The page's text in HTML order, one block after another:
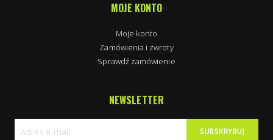
MOJE KONTO
Moje konto
Zamówienia i zwroty
Sprawdź zamówienie
NEWSLETTER
SUBSKRYBUJ